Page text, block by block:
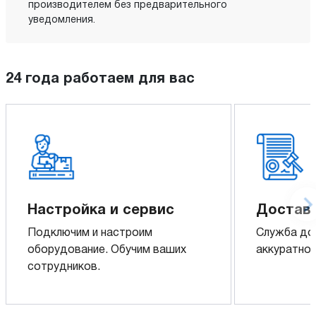
производителем без предварительного
уведомления.
24 года работаем для вас
Настройка и сервис
Подключим и настроим
оборудование. Обучим ваших
сотрудников.
Служба
аккуратно